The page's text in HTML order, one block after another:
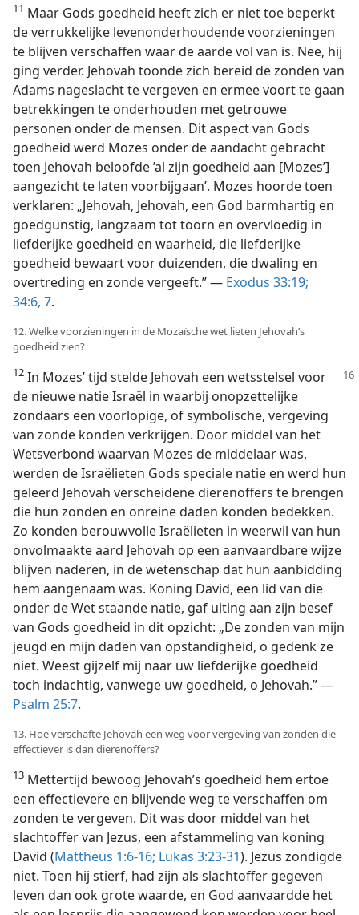
11 Maar Gods goedheid heeft zich er niet toe beperkt
de verrukkelijke levenonderhoudende voorzieningen
te blijven verschaffen waar de aarde vol van is. Nee, hij
ging verder. Jehovah toonde zich bereid de zonden van
Adams nageslacht te vergeven en ermee voort te gaan
betrekkingen te onderhouden met getrouwe
personen onder de mensen. Dit aspect van Gods
goedheid werd Mozes onder de aandacht gebracht
toen Jehovah beloofde ’al zijn goedheid aan [Mozes’]
aangezicht te laten voorbijgaan’. Mozes hoorde toen
verklaren: „Jehovah, Jehovah, een God barmhartig en
goedgunstig, langzaam tot toorn en overvloedig in
liefderijke goedheid en waarheid, die liefderijke
goedheid bewaart voor duizenden, die dwaling en
overtreding en zonde vergeeft.” — Exodus 33:19;
34:6, 7.
12. Welke voorzieningen in de Mozaïsche wet lieten Jehovah’s
goedheid zien?
12 In Mozes’ tijd stelde Jehovah een wetsstelsel voor
de nieuwe natie Israël in waarbij onopzettelijke
zondaars een voorlopige, of symbolische, vergeving
van zonde konden verkrijgen. Door middel van het
Wetsverbond waarvan Mozes de middelaar was,
werden de Israëlieten Gods speciale natie en werd hun
geleerd Jehovah verscheidene dierenoffers te brengen
die hun zonden en onreine daden konden bedekken.
Zo konden berouwvolle Israëlieten in weerwil van hun
onvolmaakte aard Jehovah op een aanvaardbare wijze
blijven naderen, in de wetenschap dat hun aanbidding
hem aangenaam was. Koning David, een lid van die
onder de Wet staande natie, gaf uiting aan zijn besef
van Gods goedheid in dit opzicht: „De zonden van mijn
jeugd en mijn daden van opstandigheid, o gedenk ze
niet. Weest gijzelf mij naar uw liefderijke goedheid
toch indachtig, vanwege uw goedheid, o Jehovah.” —
Psalm 25:7.
13. Hoe verschafte Jehovah een weg voor vergeving van zonden die
effectiever is dan dierenoffers?
13 Mettertijd bewoog Jehovah’s goedheid hem ertoe
een effectievere en blijvende weg te verschaffen om
zonden te vergeven. Dit was door middel van het
slachtoffer van Jezus, een afstammeling van koning
David (Mattheüs 1:6-16; Lukas 3:23-31). Jezus zondigde
niet. Toen hij stierf, had zijn als slachtoffer gegeven
leven dan ook grote waarde, en God aanvaardde het